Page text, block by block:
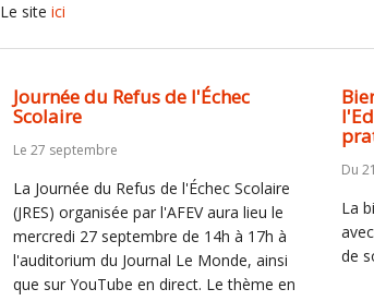
Le site ici
Journée du Refus de l'Échec
Scolaire
Le 27 septembre
La Journée du Refus de l'Échec Scolaire
(JRES) organisée par l'AFEV aura lieu le
mercredi 27 septembre de 14h à 17h à
l'auditorium du Journal Le Monde, ainsi
que sur YouTube en direct. Le thème en
Du
La
de